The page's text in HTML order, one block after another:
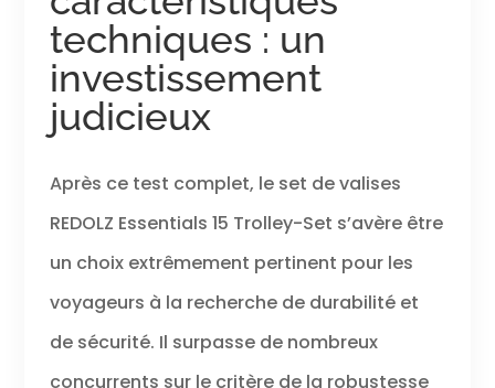
techniques : un
investissement
judicieux
Après ce test complet, le set de valises
REDOLZ Essentials 15 Trolley-Set s’avère être
un choix extrêmement pertinent pour les
voyageurs à la recherche de durabilité et
de sécurité. Il surpasse de nombreux
concurrents sur le critère de la robustesse